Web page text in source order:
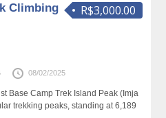
R$3,000.00
Climbing
08/02/2025
Base Camp Trek Island Peak (Imja
trekking peaks, standing at 6,189